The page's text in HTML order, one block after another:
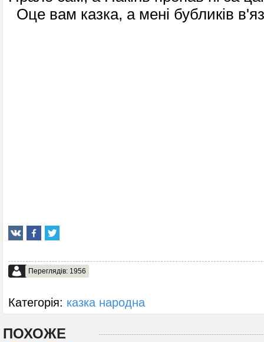
Оце вам казка, а мені бубликів
Переглядів: 1956
Категорія: казка народна
ПОХОЖЕ